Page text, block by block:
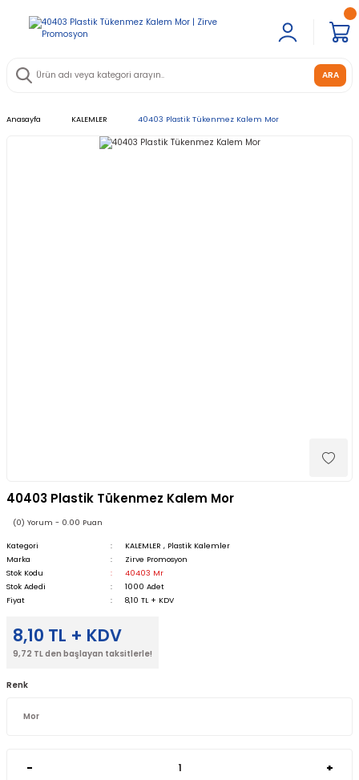
ARA
Anasayfa KALEMLER 40403 Plastik Tükenmez Kalem Mor
40403 Plastik Tükenmez Kalem Mor
(0) Yorum - 0.00 Puan
Kategori KALEMLER , Plastik Kalemler
Marka
Zirve Promosyon
Stok Kodu
40403 Mr
Stok Adedi
1000 Adet
Fiyat
8,10 TL + KDV
8,10 TL + KDV
9,72 TL den başlayan taksitlerle!
Renk
- +